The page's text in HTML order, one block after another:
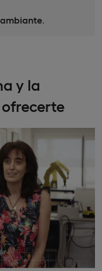
y la
ofrecerte